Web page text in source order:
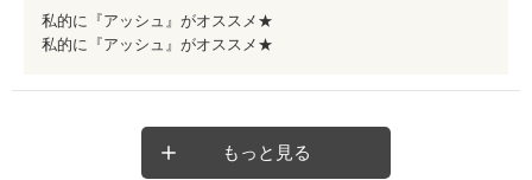
私的に『アッシュ』がオススメ★
私的に『アッシュ』がオススメ★
もっと見る